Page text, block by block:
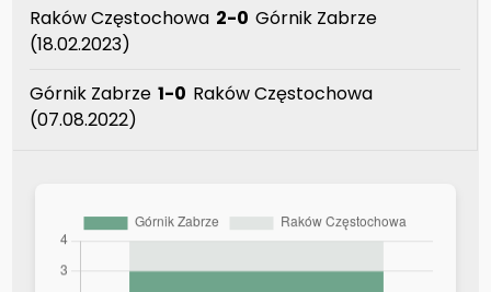
Raków Częstochowa 2-0 Górnik Zabrze
(18.02.2023)
Górnik Zabrze 1-0 Raków Częstochowa
(07.08.2022)